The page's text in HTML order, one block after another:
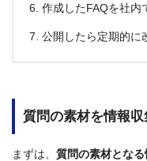
作成したFAQを社内
公開したら定期的に
質問の素材を情報収
まずは、 質問の素材となる